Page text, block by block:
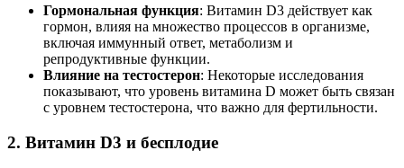
Гормональная функция: Витамин D3 действует как
гормон, влияя на множество процессов в организме,
включая иммунный ответ, метаболизм и
репродуктивные функции.
Влияние на тестостерон: Некоторые исследования
показывают, что уровень витамина D может быть связан
с уровнем тестостерона, что важно для фертильности.
2. Витамин D3 и бесплодие